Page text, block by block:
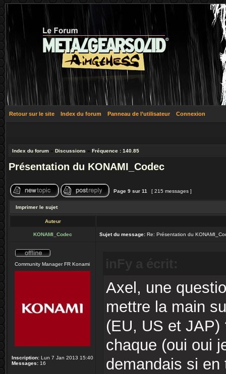
Retour sur le site Index du forum Panneau de l’utilisateur Connexion
Index du forum » Discussions » Fréquence : 140.85
Présentation du KONAMI_Codec
Page 9 sur 11 [ 215 messages ]
Imprimer le sujet
Auteur
KONAMI_Codec Sujet du message: Re: Présentation du
Community Manager FR Konami
Inscription: Lun 7 Jan 2013 15:40
Messages: 16
Axel, une
mettre la main
(EU, US et JAP)
chaque (oui oui
demandais si